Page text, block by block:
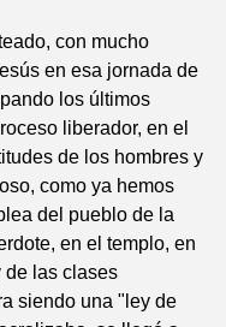
con mucho
en esa jornada de
los últimos
liberador, en el
de los hombres y
como ya hemos
del pueblo de la
en el templo, en
de las clases
siendo una "ley de